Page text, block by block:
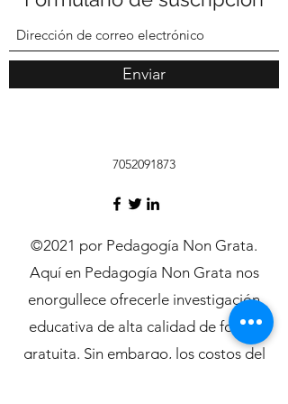
Enviar
7052091873
©2021 por Pedagogía Non Grata.
Aquí en Pedagogía Non Grata nos
enorgullece ofrecerle investigación
educativa de alta calidad de forma
gratuita. Sin embargo, los costos del